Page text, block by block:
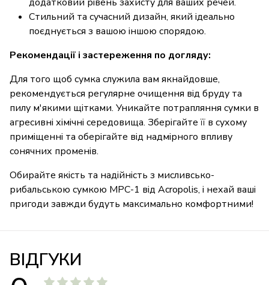
додатковий рівень захисту для ваших речей.
Стильний та сучасний дизайн, який ідеально
поєднується з вашою іншою спорядою.
Рекомендації і застереження по догляду:
Для того щоб сумка служила вам якнайдовше,
рекомендується регулярне очищення від бруду та
пилу м'якими щітками. Уникайте потрапляння сумки в
агресивні хімічні середовища. Зберігайте її в сухому
приміщенні та оберігайте від надмірного впливу
сонячних променів.
Обирайте якість та надійність з мисливсько-
рибальською сумкою МРС-1 від Acropolis, і нехай ваші
пригоди завжди будуть максимально комфортними!
ВІДГУКИ